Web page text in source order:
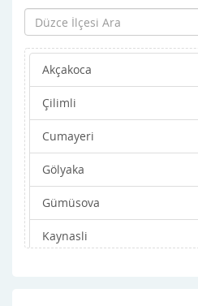
Akçakoca
Çilimli
Cumayeri
Gölyaka
Gümüsova
Kaynasli